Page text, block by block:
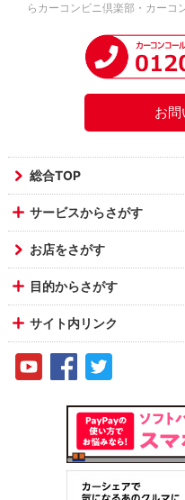
らカーコンビニ倶楽部・カーコ
お
総合TOP
サービスからさがす
お店をさがす
目的からさがす
サイト内リンク